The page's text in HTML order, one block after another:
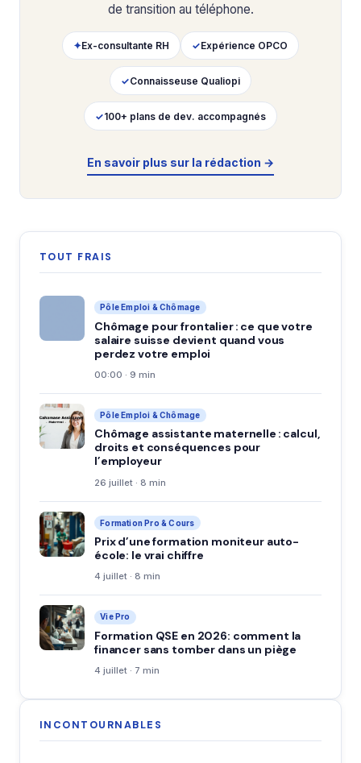
de transition au téléphone.
✦Ex-consultante RH ✓Expérience OPCO
✓Connaisseuse Qualiopi
✓100+ plans de dev. accompagnés
En savoir plus sur la rédaction →
TOUT FRAIS
Pôle Emploi & Chômage
Chômage pour frontalier : ce que votre
salaire suisse devient quand vous
perdez votre emploi
00:00 · 9 min
Pôle Emploi & Chômage
Chômage assistante maternelle : calcul,
droits et conséquences pour
l’employeur
26 juillet · 8 min
Formation Pro & Cours
Prix d’une formation moniteur auto-
école: le vrai chiffre
4 juillet · 8 min
Vie Pro
Formation QSE en 2026: comment la
financer sans tomber dans un piège
4 juillet · 7 min
INCONTOURNABLES